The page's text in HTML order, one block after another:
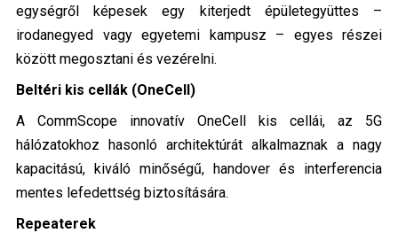
egységről képesek egy kiterjedt épületegyüttes –
irodanegyed vagy egyetemi kampusz – egyes részei
között megosztani és vezérelni.
Beltéri kis cellák (OneCell)
A CommScope innovatív OneCell kis cellái, az 5G
hálózatokhoz hasonló architektúrát alkalmaznak a nagy
kapacitású, kiváló minőségű, handover és interferencia
mentes lefe­dettség biztosítására.
Repeaterek